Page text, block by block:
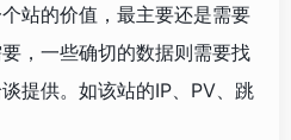
站的价值，最主要还是需要
，一些确切的数据则需要找
提供。如该站的IP、PV、跳